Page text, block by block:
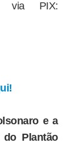
via PIX:
e a
Plantão